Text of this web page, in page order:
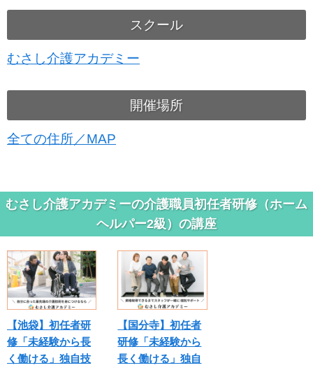
スクール
むさし介護アカデミー
開催場所
全ての住所／MAP
むさし介護アカデミーの介護職員初任者研修（ホーム
ヘルパー2級）の講座
【池袋】初任者研
修「未経験から長
く働ける」独自技
【国分寺】初任者
研修「未経験から
長く働ける」独自